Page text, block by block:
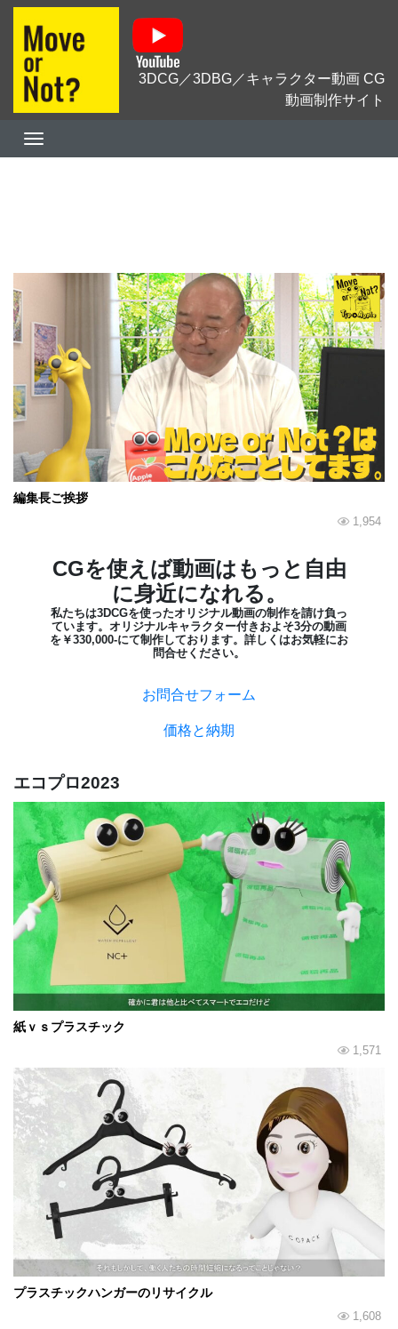
3DCG／3DBG／キャラクター動画 CG
動画制作サイト
編集長ご挨拶
1,954
CGを使えば動画はもっと自由
に身近になれる。
私たちは3DCGを使ったオリジナル動画の制作を請け負っ
ています。オリジナルキャラクター付き およそ3分の動画
を￥330,000-にて制作しております。詳しくはお気軽にお
問合せください。
お問合せフォーム
価格と納期
エコプロ2023
紙ｖｓプラスチック
1,571
プラスチックハンガーのリサイクル
1,608